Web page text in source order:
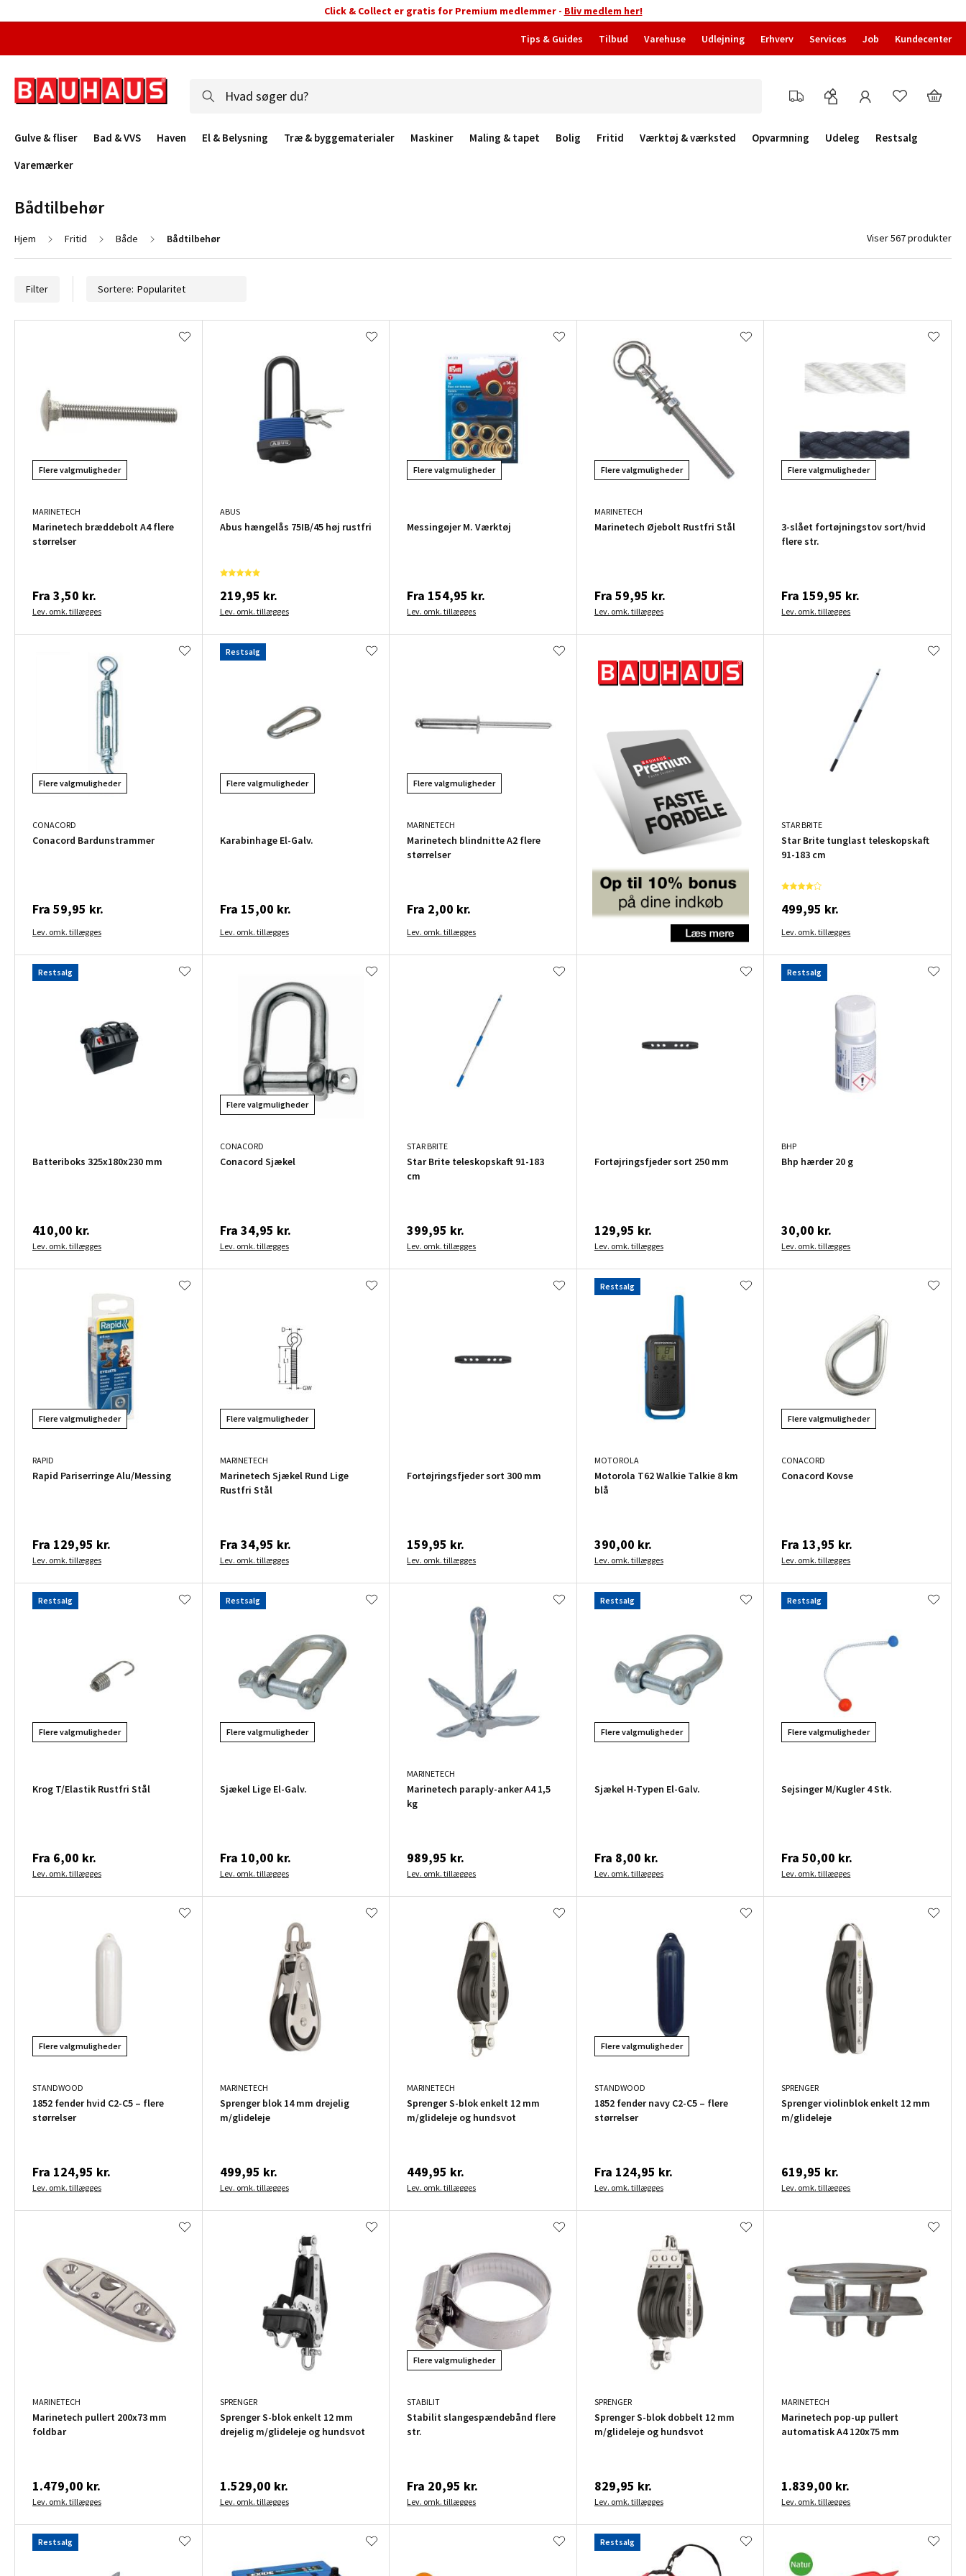
Click & Collect er gratis for Premium medlemmer - Bliv medlem her!
Tips & Guides Tilbud Varehuse Udlejning Erhverv Services Job Kundecenter
Gulve & fliser Bad & VVS Haven El & Belysning Træ & byggematerialer Maskiner Maling & tapet Bolig Fritid Værktøj & værksted Opvarmning Udeleg
Restsalg
Varemærker
Filter Sortere:
Flere valgmuligheder
MARINETECH
Marinetech bræddebolt A4 flere
størrelser
Fra 3,50 kr.
Lev. omk. tillægges
ABUS
Abus hængelås 75IB/45 høj rustfri
219,95 kr.
Lev. omk. tillægges
Flere valgmuligheder
Messingøjer M. Værktøj
Fra 154,95 kr.
Lev. omk. tillægges
Flere valgmuligheder
MARINETECH
Marinetech Øjebolt Rustfri Stål
Fra 59,95 kr.
Lev. omk. tillægges
Flere valgmuligheder
3-slået fortøjningstov sort/hvid
flere str.
Fra 159,95 kr.
Lev. omk. tillægges
Flere valgmuligheder
CONACORD
Conacord Bardunstrammer
Fra 59,95 kr.
Lev. omk. tillægges
Restsalg
Flere valgmuligheder
Karabinhage El-Galv.
Fra 15,00 kr.
Lev. omk. tillægges
Flere valgmuligheder
MARINETECH
Marinetech blindnitte A2 flere
størrelser
Fra 2,00 kr.
Lev. omk. tillægges
STAR BRITE
Star Brite tunglast teleskopskaft
91-183 cm
499,95 kr.
Lev. omk. tillægges
Restsalg
Batteriboks 325x180x230 mm
410,00 kr.
Lev. omk. tillægges
Flere valgmuligheder
CONACORD
Conacord Sjækel
Fra 34,95 kr.
Lev. omk. tillægges
STAR BRITE
Star Brite teleskopskaft 91-183
cm
399,95 kr.
Lev. omk. tillægges
Fortøjringsfjeder sort 250 mm
129,95 kr.
Lev. omk. tillægges
Restsalg
BHP
Bhp hærder 20 g
30,00 kr.
Lev. omk. tillægges
Flere valgmuligheder
RAPID
Rapid Pariserringe Alu/Messing
Fra 129,95 kr.
Lev. omk. tillægges
Flere valgmuligheder
MARINETECH
Marinetech Sjækel Rund Lige
Rustfri Stål
Fra 34,95 kr.
Lev. omk. tillægges
Fortøjringsfjeder sort 300 mm
159,95 kr.
Lev. omk. tillægges
Restsalg
MOTOROLA
Motorola T62 Walkie Talkie 8 km
blå
390,00 kr.
Lev. omk. tillægges
Flere valgmuligheder
CONACORD
Conacord Kovse
Fra 13,95 kr.
Lev. omk. tillægges
Restsalg
Flere valgmuligheder
Krog T/Elastik Rustfri Stål
Fra 6,00 kr.
Lev. omk. tillægges
Restsalg
Flere valgmuligheder
Sjækel Lige El-Galv.
Fra 10,00 kr.
Lev. omk. tillægges
MARINETECH
Marinetech paraply-anker A4 1,5
kg
989,95 kr.
Lev. omk. tillægges
Restsalg
Flere valgmuligheder
Sjækel H-Typen El-Galv.
Fra 8,00 kr.
Lev. omk. tillægges
Restsalg
Flere valgmuligheder
Sejsinger M/Kugler 4 Stk.
Fra 50,00 kr.
Lev. omk. tillægges
Flere valgmuligheder
STANDWOOD
1852 fender hvid C2-C5 – flere
størrelser
Fra 124,95 kr.
Lev. omk. tillægges
MARINETECH
Sprenger blok 14 mm drejelig
m/glideleje
499,95 kr.
Lev. omk. tillægges
MARINETECH
Sprenger S-blok enkelt 12 mm
m/glideleje og hundsvot
449,95 kr.
Lev. omk. tillægges
Flere valgmuligheder
STANDWOOD
1852 fender navy C2-C5 – flere
størrelser
Fra 124,95 kr.
Lev. omk. tillægges
SPRENGER
Sprenger violinblok enkelt 12 mm
m/glideleje
619,95 kr.
Lev. omk. tillægges
MARINETECH
Marinetech pullert 200x73 mm
foldbar
1.479,00 kr.
Lev. omk. tillægges
SPRENGER
Sprenger S-blok enkelt 12 mm
drejelig m/glideleje og hundsvot
1.529,00 kr.
Lev. omk. tillægges
Flere valgmuligheder
STABILIT
Stabilit slangespændebånd flere
str.
Fra 20,95 kr.
Lev. omk. tillægges
SPRENGER
Sprenger S-blok dobbelt 12 mm
m/glideleje og hundsvot
829,95 kr.
Lev. omk. tillægges
MARINETECH
Marinetech pop-up pullert
automatisk A4 120x75 mm
1.839,00 kr.
Lev. omk. tillægges
Restsalg Restsalg
Bådtilbehør
Hjem Fritid Både Bådtilbehør Viser 567 produkter